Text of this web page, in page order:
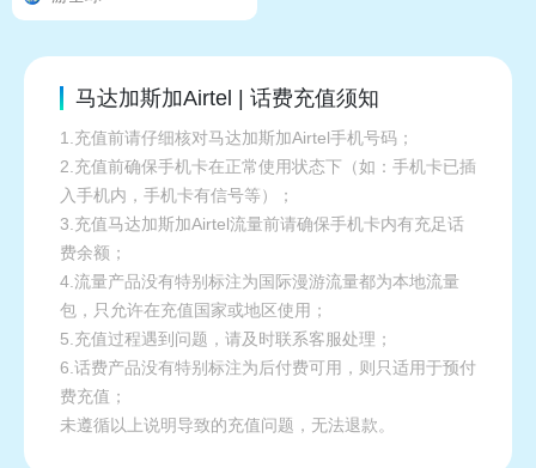
马达加斯加Airtel | 话费充值须知
1.充值前请仔细核对马达加斯加Airtel手机号码；
2.充值前确保手机卡在正常使用状态下（如：手机卡已插
入手机内，手机卡有信号等）；
3.充值马达加斯加Airtel流量前请确保手机卡内有充足话
费余额；
4.流量产品没有特别标注为国际漫游流量都为本地流量
包，只允许在充值国家或地区使用；
5.充值过程遇到问题，请及时联系客服处理；
6.话费产品没有特别标注为后付费可用，则只适用于预付
费充值；
未遵循以上说明导致的充值问题，无法退款。